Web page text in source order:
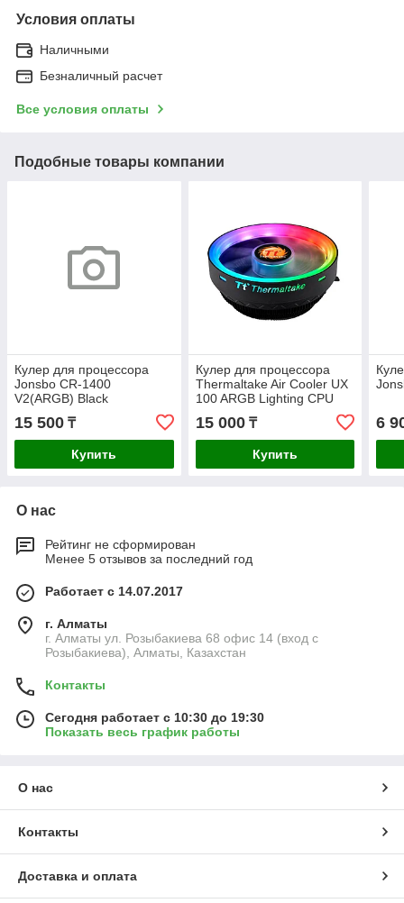
Условия оплаты
Наличными
Безналичный расчет
Все условия оплаты
Подобные товары компании
Кулер для процессора
Jonsbo CR-1400
V2(ARGB) Black
15 500 ₸
Купить
Кулер для процессора
Thermaltake Air Cooler UX
100 ARGB Lighting CPU
15 000₸
Купить
6
О нас
Рейтинг не сформирован
Менее 5 отзывов за последний год
Работает с 14.07.2017
г. Алматы
г. Алматы ул. Розыбакиева 68 офис 14 (вход с
Розыбакиева), Алматы, Казахстан
Контакты
Сегодня работает с 10:30 до 19:30
Показать весь график работы
О нас
Контакты
Доставка и оплата